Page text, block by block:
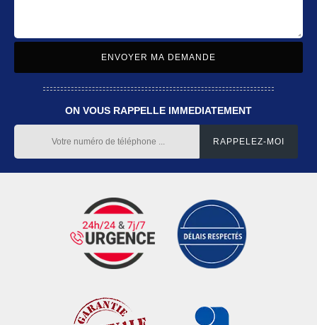
ON VOUS RAPPELLE IMMEDIATEMENT